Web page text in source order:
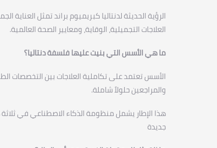
الرؤية الحديثة لدنتاليا كبريميوم براند تمثل العناية
العلاجات التجميلية، الوقاية، ومعايير الصحة العالمية.
ما هي الأسس التي بنيت عليها فلسفة دنتاليا؟
الأسس تعتمد على تكاملية العلاجات بين التخصصات
والمراجعين حلولاً شاملة.
هذا الإطار يشمل منظومة الذكاء الاصطناعي في ثلاثة
جديدة